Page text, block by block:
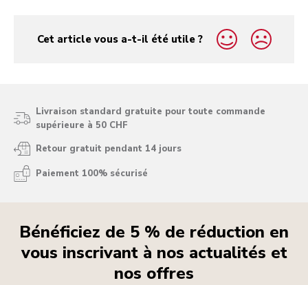
Cet article vous a-t-il été utile ?
yes
no
Livraison standard gratuite pour toute commande
supérieure à 50 CHF
Retour gratuit pendant 14 jours
Paiement 100% sécurisé
Bénéficiez de 5 % de réduction en
vous inscrivant à nos actualités et
nos offres